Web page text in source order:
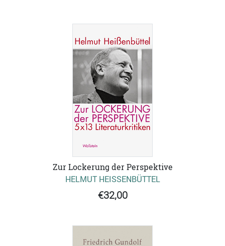
Zur Lockerung der Perspektive
HELMUT HEISSENBÜTTEL
€32,00